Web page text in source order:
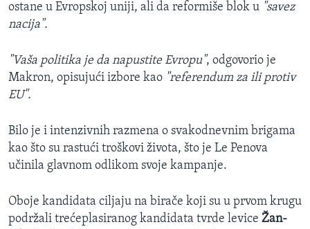
ostane u Evropskoj uniji, ali da reformiše blok u "savez
nacija".
"Vaša politika je da napustite Evropu", odgovorio je
Makron, opisujući izbore kao "referendum za ili protiv
EU".
Bilo je i intenzivnih razmena o svakodnevnim brigama
kao što su rastući troškovi života, što je Le Penova
učinila glavnom odlikom svoje kampanje.
Oboje kandidata ciljaju na birače koji su u prvom krugu
podržali trećeplasiranog kandidata tvrde levice Žan-